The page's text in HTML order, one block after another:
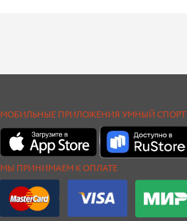
МОБИЛЬНЫЕ ПРИЛОЖЕНИЯ УМНЫЙ СПОРТ
МЫ ПРИНИМАЕМ К ОПЛАТЕ